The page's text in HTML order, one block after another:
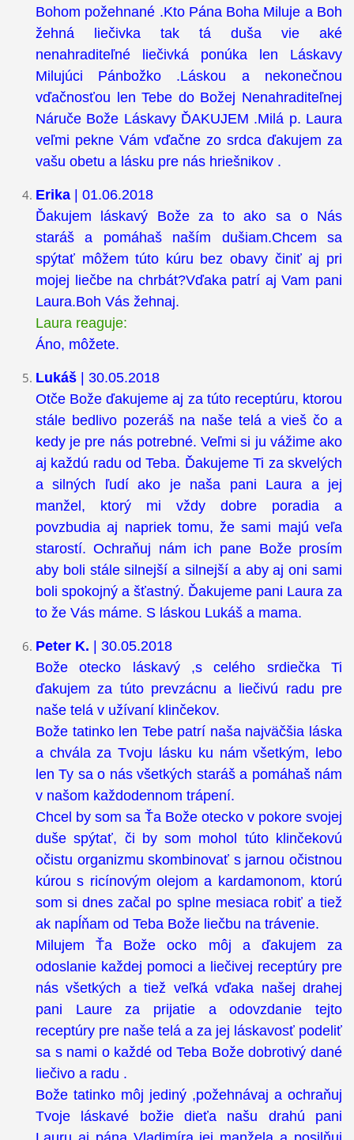
Bohom požehnané .Kto Pána Boha Miluje a Boh
žehná liečivka tak tá duša vie aké
nenahraditeľné liečivká ponúka len Láskavy
Milujúci Pánbožko .Láskou a nekonečnou
vďačnosťou len Tebe do Božej Nenahraditeľnej
Náruče Bože Láskavy ĎAKUJEM .Milá p. Laura
veľmi pekne Vám vďačne zo srdca ďakujem za
vašu obetu a lásku pre nás hriešnikov .
Erika | 01.06.2018
Ďakujem láskavý Bože za to ako sa o Nás
staráš a pomáhaš naším dušiam.Chcem sa
spýtať môžem túto kúru bez obavy činiť aj pri
mojej liečbe na chrbát?Vďaka patrí aj Vam pani
Laura.Boh Vás žehnaj.
Laura reaguje:
Áno, môžete.
Lukáš| 30.05.2018
Otče Bože ďakujeme aj za túto receptúru, ktorou
stále bedlivo pozeráš na naše telá a vieš čo a
kedy je pre nás potrebné. Veľmi si ju vážime ako
aj každú radu od Teba. Ďakujeme Ti za skvelých
a silných ľudí ako je naša pani Laura a jej
manžel, ktorý mi vždy dobre poradia a
povzbudia aj napriek tomu, že sami majú veľa
starostí. Ochraňuj nám ich pane Bože prosím
aby boli stále silnejší a silnejší a aby aj oni sami
boli spokojný a šťastný. Ďakujeme pani Laura za
to že Vás máme. S láskou Lukáš a mama.
Peter K. | 30.05.2018
Bože otecko láskavý ,s celého srdiečka Ti
ďakujem za túto prevzácnu a liečivú radu pre
naše telá v užívaní klinčekov.
Bože tatinko len Tebe patrí naša najväčšia láska
a chvála za Tvoju lásku ku nám všetkým, lebo
len Ty sa o nás všetkých staráš a pomáhaš nám
v našom každodennom trápení.
Chcel by som sa Ťa Bože otecko v pokore svojej
duše spýtať, či by som mohol túto klinčekovú
očistu organizmu skombinovať s jarnou očistnou
kúrou s ricínovým olejom a kardamonom, ktorú
som si dnes začal po splne mesiaca robiť a tiež
ak napĺňam od Teba Bože liečbu na trávenie.
Milujem Ťa Bože ocko môj a ďakujem za
odoslanie každej pomoci a liečivej receptúry pre
nás všetkých a tiež veľká vďaka našej drahej
pani Laure za prijatie a odovzdanie tejto
receptúry pre naše telá a za jej láskavosť podeliť
sa s nami o každé od Teba Bože dobrotivý dané
liečivo a radu .
Bože tatinko môj jediný ,požehnávaj a ochraňuj
Tvoje láskavé božie dieťa našu drahú pani